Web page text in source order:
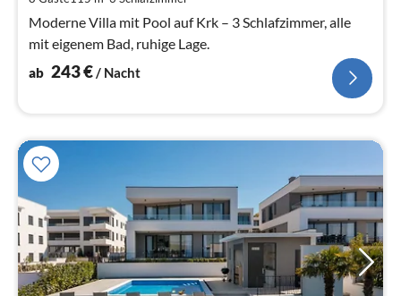
Moderne Villa mit Pool auf Krk – 3 Schlafzimmer, alle
mit eigenem Bad, ruhige Lage.
ab 243€ / Nacht